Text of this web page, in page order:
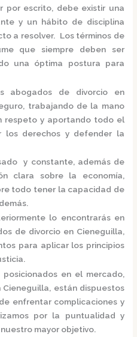
por escrito, debe existir una
y un hábito de disciplina
a resolver. Los términos de
que siempre deben ser
una óptima postura para
abogados de divorcio en
trabajando de la mano
respeto y aportando todo el
los derechos y defender la
y constante, además de
clara sobre la economía,
todo tener la capacidad de
lo encontrarás en
de divorcio en Cieneguilla,
para aplicar los principios
en el mercado,
están dispuestos
enfrentar complicaciones y
por la puntualidad y
mayor objetivo.